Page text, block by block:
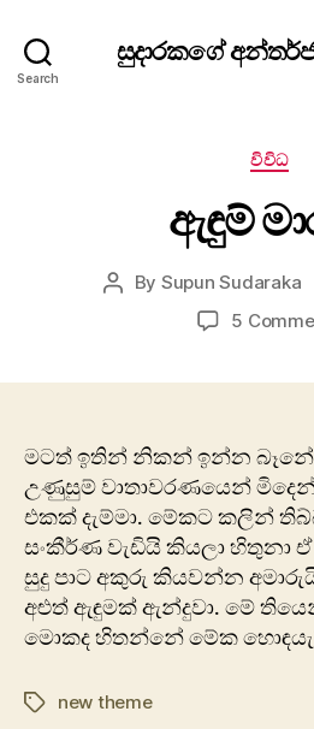
Search
සුදාරකගේ
විවිධ
ඇඳුම්
Post
By Supun Sudaraka
5
මටත් ඉතින් නිකන් ඉන්න
උණුසුම් වාතාවරණයෙන්
එකක් දැම්මා. මේකට කලින්
සංකීර්ණ වැඩියි කියලා හිතුනා
සුදු පාට අකුරු කියවන්න
අළුත් ඇඳුමක් ඇන්දුවා. මේ
මොකද හිතන්නේ මේක
Tagsnew theme